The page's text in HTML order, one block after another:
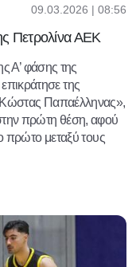
09.03.2026 | 08:56
Πετρολίνα ΑΕΚ
Α’ φάσης της
της
Παπαέλληνας»,
πρώτη θέση, αφού
πρώτο μεταξύ τους